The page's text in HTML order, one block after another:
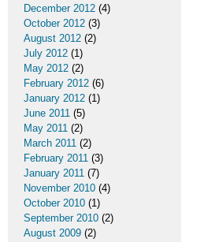
December 2012 (4)
October 2012 (3)
August 2012 (2)
July 2012 (1)
May 2012 (2)
February 2012 (6)
January 2012 (1)
June 2011 (5)
May 2011 (2)
March 2011 (2)
February 2011 (3)
January 2011 (7)
November 2010 (4)
October 2010 (1)
September 2010 (2)
August 2009 (2)